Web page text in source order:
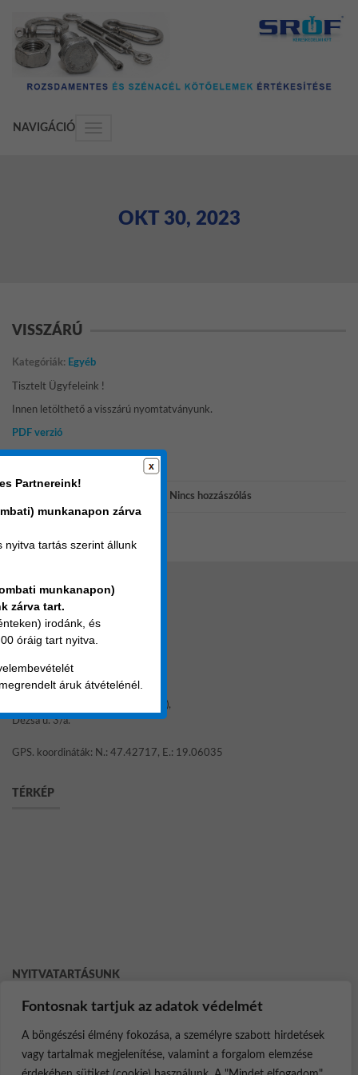
Fontosnak tartjuk az adatok védelmét
A böngészési élmény fokozása, a személyre szabott hirdetések
vagy tartalmak megjelenítése, valamint a forgalom elemzése
NAVIGÁCIÓ
OKT 30, 2023
VISSZÁRÚ
Kategóriák: Egyéb
Tisztelt Ügyfeleink !
Innen letölthető a visszárú nyomtatványunk.
PDF verzió
XLS verzió
Nincs hozzászólás
KAPCSOLAT
Keresse értékesítőinket
1211 Budapest (Csepel Gyártelep),
Dézsa u. 3/a.
GPS. koordináták: N.: 47.42717, E.: 19.06035
TÉRKÉP
NYITVATARTÁSUNK
Péntek 7:15 – 14:00
Szombat – Vasárnap Zárva
Ebédidő 12:00 – 12:20
Partnereink!
munkanapon zárva
nyitva tartás szerint állunk
munkanapon)
zárva tart.
irodánk, és
óráig tart nyitva.
áruk átvételénél.